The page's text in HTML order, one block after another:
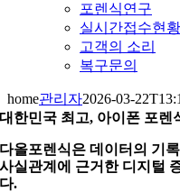
포렌식연구
실시간접수현황
고객의 소리
복구문의
home관리자2026-03-
대한민국 최고, 아이폰 포렌
다올포렌식은 데이터의 기
사실관계에 근거한 디지털
다.